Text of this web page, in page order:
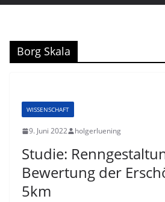
Borg Skala
WISSENSCHAFT
9. Juni 2022 holgerluening
Studie:
Bewertung der
5km